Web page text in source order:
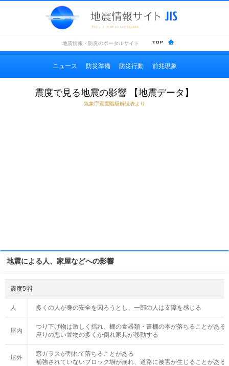
地震情報・防災のポータルサイト
ニュース 防災準備 防災行動 前兆現象
震度で見る地震の影響 【地震データ】
気象庁震度階級解説表より
地震による人、家屋などへの影響
震度5弱
人 多くの人が身の安全を図ろうとし、一部の人は支障を感じる
屋内
つり下げ物は激しく揺れ、棚の食器類・書棚の本が落ちることがある
座りの悪い置物の多くが倒れ家具が移動する
屋外
窓ガラスが割れて落ちることがある
補強されていないブロック塀が崩れ、道路に被害が生じることがある